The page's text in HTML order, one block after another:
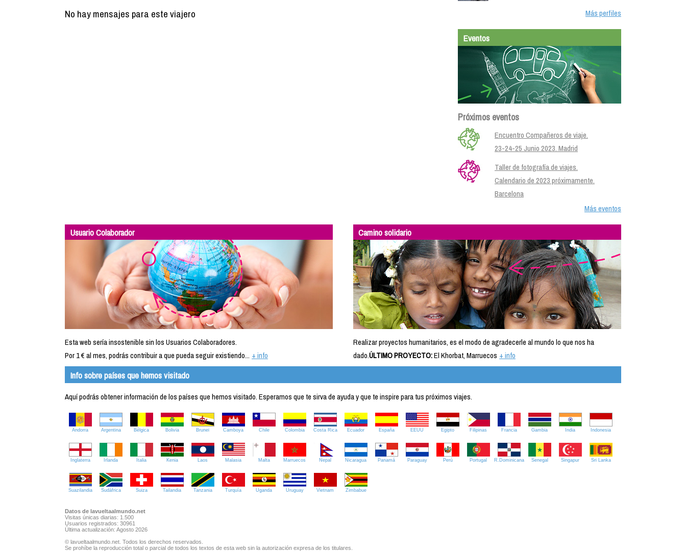
No hay mensajes para este viajero
Más perfiles
Eventos
Próximos eventos
Encuentro Compañeros de viaje.
23-24-25 Junio 2023. Madrid
Taller de fotografía de viajes.
Calendario de 2023 próximamente.
Barcelona
Más eventos
Usuario Colaborador
Esta web sería insostenible sin los Usuarios Colaboradores.
Por 1 € al mes, podrás contribuir a que pueda seguir existiendo... + info
Camino solidario
Realizar proyectos humanitarios, es el modo de agradecerle al mundo lo que nos ha
dado.ÚLTIMO PROYECTO:El Khorbat, Marruecos + info
Info sobre países que hemos visitado
Aquí podrás obtener información de los países que hemos visitado. Esperamos que te sirva de ayuda y que te inspire para tus próximos viajes.
Andorra Argentina Bélgica Bolivia Brunei Camboya Chile Colombia Costa Rica Ecuador España EEUU Egipto Filipinas Francia Gambia India Indonesia
Inglaterra Irlanda Italia Kenia Laos Malasia Malta Marruecos Nepal Nicaragua Panamá Paraguay Perú Portugal R.Dominicana Senegal Singapur Sri Lanka
Suazilandia Sudáfrica Suiza Tailandia Tanzania Turquía Uganda Uruguay Vietnam Zimbabue
Datos de lavueltaalmundo.net
Visitas únicas diarias: 1.500
Usuarios registrados: 30961
Última actualización: Agosto 2026
© lavueltaalmundo.net. Todos los derechos reservados.
Se prohíbe la reproducción total o parcial de todos los textos de esta web sin la autorización expresa de los titulares.